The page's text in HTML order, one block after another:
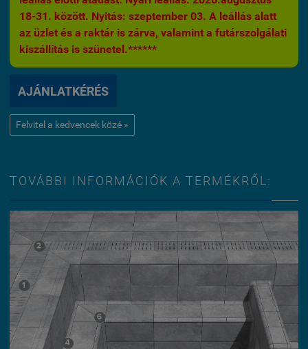
18-31. között. Nyitás: szeptember 03. A leállás alatt
az üzlet és a raktár is zárva, valamint a futárszolgálati
kiszállítás is szünetel.******
AJÁNLATKÉRÉS
Felvitel a kedvencek közé »
TOVÁBBI INFORMÁCIÓK A TERMÉKRŐL: